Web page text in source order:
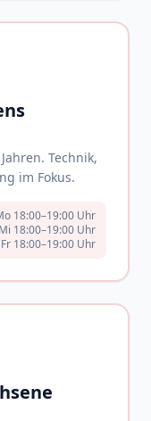
Technik,
im Fokus.
18:00–19:00 Uhr
Mi 18:00–19:00 Uhr
Fr 18:00–19:00 Uhr